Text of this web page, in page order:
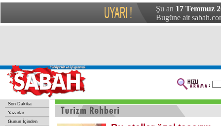
Şu an 17 Temmuz
Bugüne ait
Son Dakika
Yazarlar
Günün İçinden